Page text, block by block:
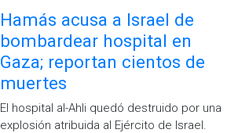
Hamás acusa a Israel de
bombardear hospital en
Gaza; reportan cientos de
muertes
El hospital al-Ahli quedó destruido por una
explosión atribuida al Ejército de Israel.